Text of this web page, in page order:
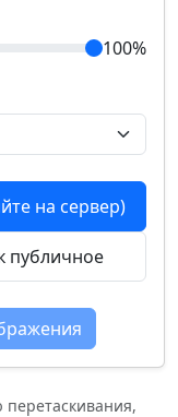
100%
на сервер)
публичное